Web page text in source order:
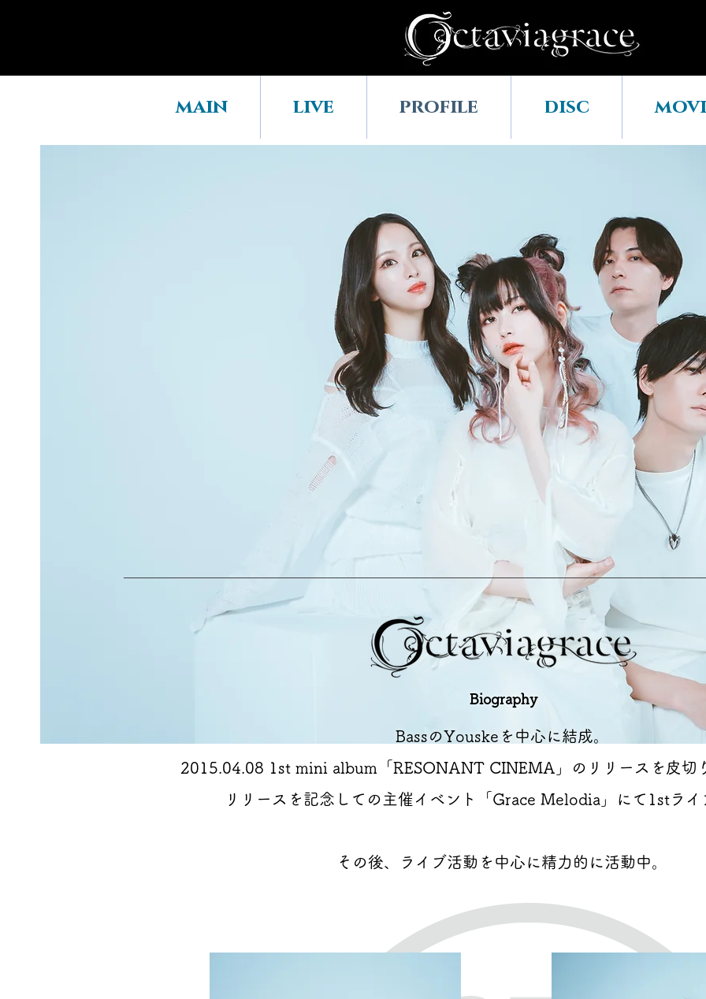
main live profile disc
Biography
BassのYouskeを中心に結成。
2015.04.08 1st mini album「RESONANT CINEMA」のリリースを皮切
リリースを記念しての主催イベント「Grace Melodia」にて1stライ
その後、ライブ活動を中心に精力的に活動中。